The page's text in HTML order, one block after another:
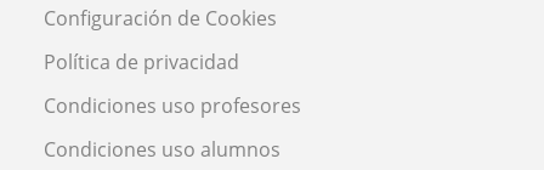
Configuración de Cookies
Política de privacidad
Condiciones uso profesores
Condiciones uso alumnos